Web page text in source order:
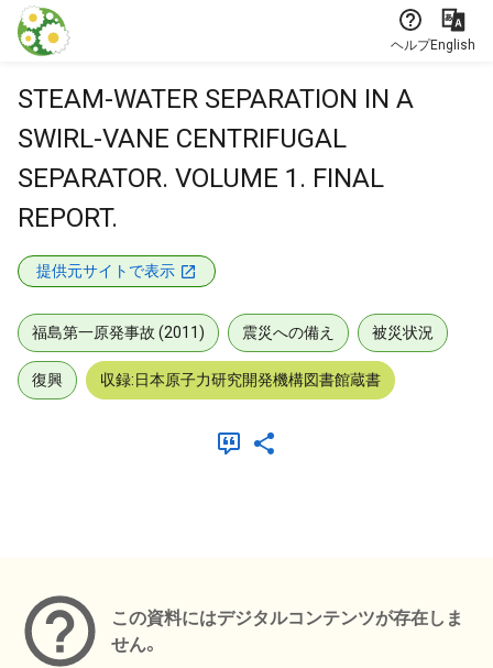
本文に飛ぶ
ヘルプEnglish
STEAM-WATER SEPARATION IN A
SWIRL-VANE CENTRIFUGAL
SEPARATOR. VOLUME 1. FINAL
REPORT.
提供元サイトで表示
福島第一原発事故 (2011) 震災への備え 被災状況
復興 収録:日本原子力研究開発機構図書館蔵書
この資料にはデジタルコンテンツが存在しま
せん。